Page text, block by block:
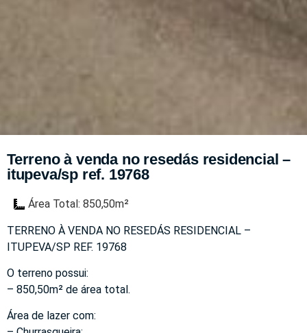
Terreno à venda no resedás residencial –
itupeva/sp ref. 19768
Área Total: 850,50m²
TERRENO À VENDA NO RESEDÁS RESIDENCIAL –
ITUPEVA/SP REF. 19768
O terreno possui:
– 850,50m² de área total.
Área de lazer com: